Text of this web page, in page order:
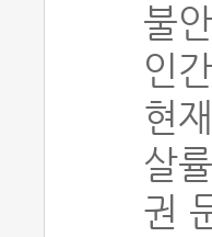
불
인
현
살
권